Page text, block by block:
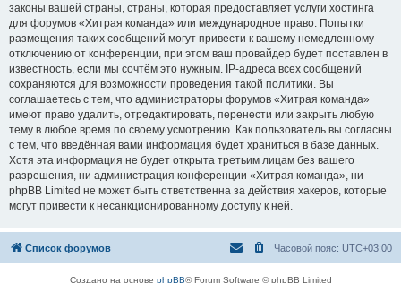
законы вашей страны, страны, которая предоставляет услуги хостинга
для форумов «Хитрая команда» или международное право. Попытки
размещения таких сообщений могут привести к вашему немедленному
отключению от конференции, при этом ваш провайдер будет поставлен в
известность, если мы сочтём это нужным. IP-адреса всех сообщений
сохраняются для возможности проведения такой политики. Вы
соглашаетесь с тем, что администраторы форумов «Хитрая команда»
имеют право удалить, отредактировать, перенести или закрыть любую
тему в любое время по своему усмотрению. Как пользователь вы согласны
с тем, что введённая вами информация будет храниться в базе данных.
Хотя эта информация не будет открыта третьим лицам без вашего
разрешения, ни администрация конференции «Хитрая команда», ни
phpBB Limited не может быть ответственна за действия хакеров, которые
могут привести к несанкционированному доступу к ней.
Список форумов Часовой пояс: UTC+03:00
Создано на основе phpBB® Forum Software © phpBB Limited